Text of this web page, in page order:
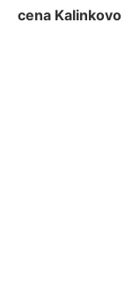
cena Kalinkovo